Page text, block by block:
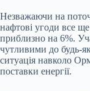
Незважаючи на
нафтові угоди все
приблизно на 6%.
чутливими до будь-
ситуація навколо
поставки енергії.